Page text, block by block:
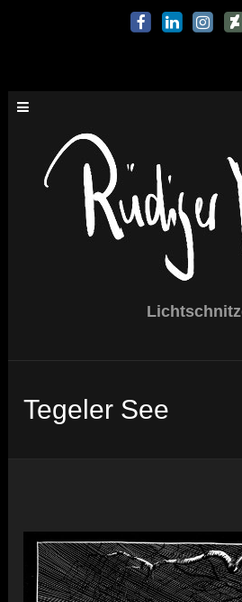
Tegeler See